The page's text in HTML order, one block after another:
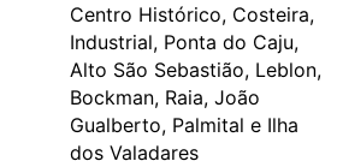
Centro Histórico, Costeira,
Industrial, Ponta do Caju,
Alto São Sebastião, Leblon,
Bockman, Raia, João
Gualberto, Palmital e Ilha
dos Valadares